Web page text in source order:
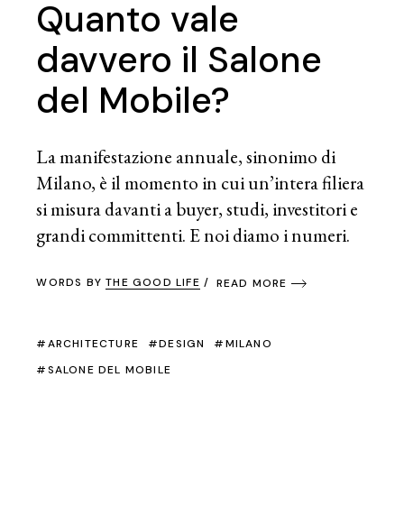
Quanto vale
davvero il Salone
del Mobile?
La manifestazione annuale, sinonimo di
Milano, è il momento in cui un’intera filiera
si misura davanti a buyer, studi, investitori e
grandi committenti. E noi diamo i numeri.
WORDS BYTHE GOOD LIFE READ MORE
ARCHITECTURE DESIGN
MILANO
SALONE DEL MOBILE